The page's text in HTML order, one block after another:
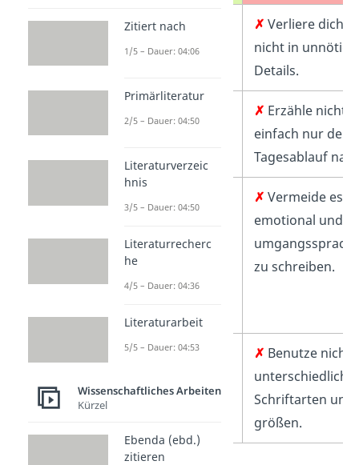
✓Nenne nur die
wichtigsten
✗ Verliere dich
nicht in
Details.
Lernerfahrung.
✗ Erzähle nicht
einfach nur
Tagesablauf
Bewertung,
sodass andere sie
nachvollziehen
✗ Vermeide es,
emotional und
zu schreiben.
✓Halte dich an
der
✗ Benutze nicht
unterschiedliche
Schriftarten und
größen.
Zitiert nach
1/5 – Dauer: 04:06
Primärliteratur
2/5 – Dauer: 04:50
Literaturverzeic
hnis
3/5 – Dauer: 04:50
Literaturrecherc
he
4/5 – Dauer: 04:36
Literaturarbeit
5/5 – Dauer: 04:53
Wissenschaftliches Arbeiten
Kürzel
Ebenda (ebd.)
zitieren